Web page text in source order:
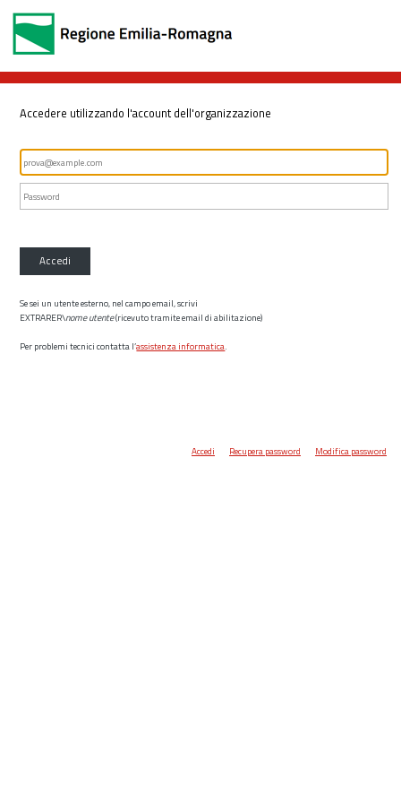
Accedere utilizzando l'account dell'organizzazione
Accedi
Se sei un utente esterno, nel campo email, scrivi
EXTRARER\nome utente(ricevuto tramite email di abilitazione)
Per problemi tecnici contatta l’assistenza informatica.
Accedi Recupera password Modifica password